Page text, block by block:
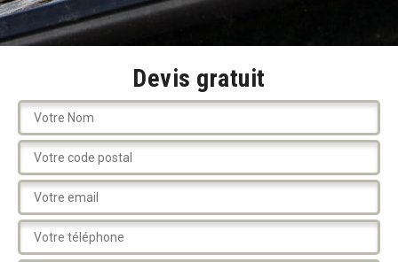
Devis gratuit